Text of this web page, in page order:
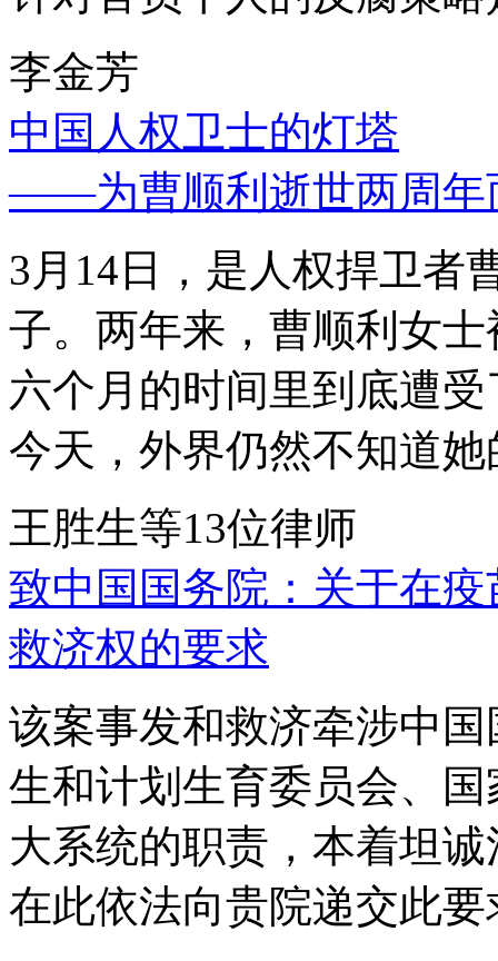
李金芳
中国人权卫士的灯塔
——为曹顺利逝世两周年
3月14日，是人权捍卫者
子。两年来，曹顺利女
六个月的时间里到底遭
今天，外界仍然不知道
王胜生等13位律师
致中国国务院：关于在
救济权的要求
该案事发和救济牵涉中
生和计划生育委员会、
大系统的职责，本着坦
在此依法向贵院递交此要